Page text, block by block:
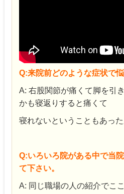
Q:来院前どのような症状で
A: 右股関節が痛くて脚を引
かも寝返りすると痛くて
寝れないということもあった
Q:いろいろ院がある中で当
て下さい。
A: 同じ職場の人の紹介でこ